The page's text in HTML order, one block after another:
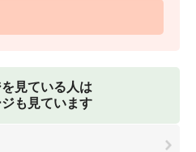
見ている人は
も見ています